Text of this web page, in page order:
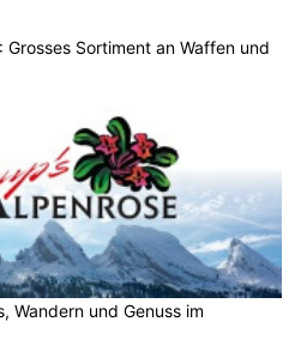
Sortiment an Waffen und
Wandern und Genuss im